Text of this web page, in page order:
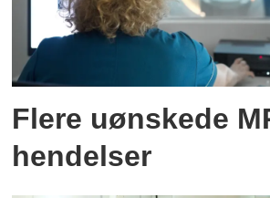
Flere uønskede
hendelser